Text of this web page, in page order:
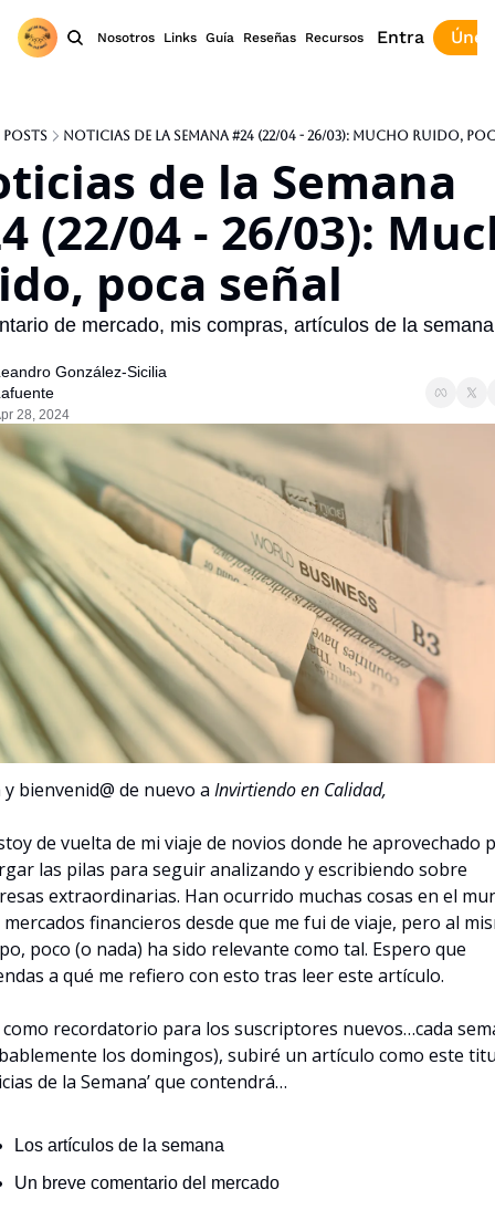
Nosotros Links Guía Reseñas Recursos Entra
Posts Noticias de la Semana #24 (22/04 - 26/03): Mucho ruido,
de la Semana
(22/04 - 26/03):
poca señal
de mercado, mis compras, artículos de la
González-Sicilia
28, 2024
bienvenid@ de nuevo a Invirtiendo en Calidad,
de vuelta de mi viaje de novios donde he aprovechado
las pilas para seguir analizando y escribiendo sobre
extraordinarias. Han ocurrido muchas cosas en el
mercados financieros desde que me fui de viaje, pero al
poco (o nada) ha sido relevante como tal. Espero que
a qué me refiero con esto tras leer este artículo.
como recordatorio para los suscriptores nuevos…cada
los domingos), subiré un artículo como este
de la Semana’ que contendrá…
Los artículos de la semana
Un breve comentario del mercado